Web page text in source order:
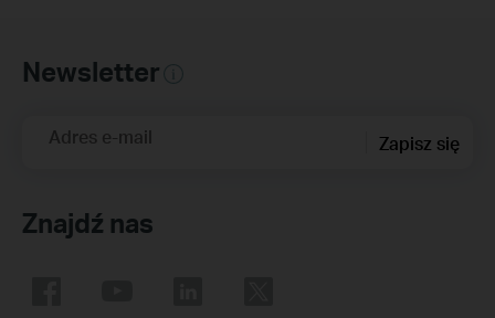
Newsletter
Adres e-mail Zapisz się
Znajdź nas